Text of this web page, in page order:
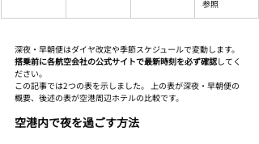
参照
深夜・早朝便はダイヤ改定や季節スケジュールで変動します。
搭乗前に各航空会社の公式サイトで最新時刻を必ず確認してく
ださい。
この記事では2つの表を示しました。 上の表が深夜・早朝便の
概要、後述の表が空港周辺ホテルの比較です。
空港内で夜を過ごす方法